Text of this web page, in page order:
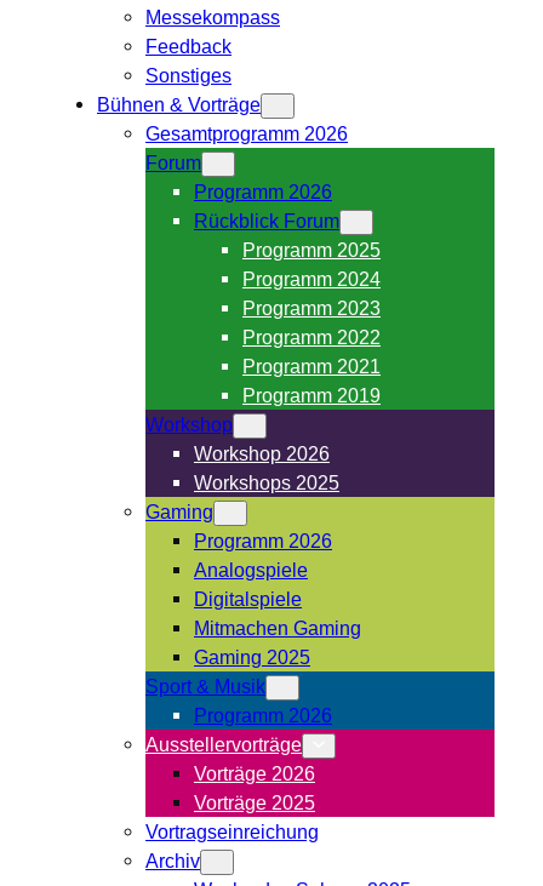
Messekompass
Feedback
Sonstiges
Bühnen & Vorträge
Gesamtprogramm 2026
Forum
Programm 2026
Rückblick Forum
Programm 2025
Programm 2024
Programm 2023
Programm 2022
Programm 2021
Programm 2019
Workshop
Workshop 2026
Workshops 2025
Gaming
Programm 2026
Analogspiele
Digitalspiele
Mitmachen Gaming
Gaming 2025
Sport & Musik
Programm 2026
Ausstellervorträge
Vorträge 2026
Vorträge 2025
Vortragseinreichung
Archiv